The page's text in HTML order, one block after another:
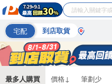
宅配 到店取貨
最多人購買 價格↓ 筆劃少